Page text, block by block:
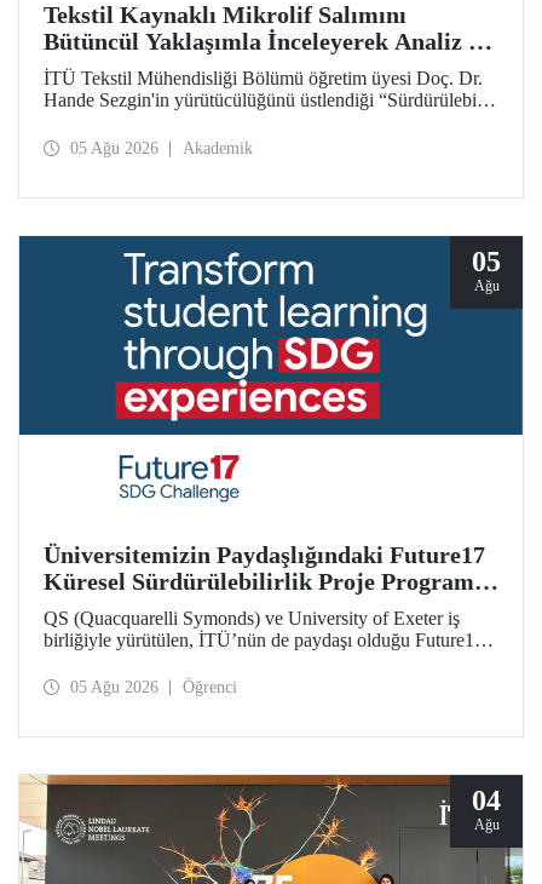
Tekstil Kaynaklı Mikrolif Salımını
Bütüncül Yaklaşımla İnceleyerek Analiz ve
Azaltım Stratejileri Geliştirecek Projeye
TÜBİTAK Desteği
İTÜ Tekstil Mühendisliği Bölümü öğretim üyesi Doç. Dr.
Hande Sezgin'in yürütücülüğünü üstlendiği “Sürdürülebilir
Koşullarına Bağlı Mikrolif Salımı: Aşınma, UV Maruziyeti
kapsamında desteklenmeye hak kazandı.
05 Ağu 2026 Akademik
05
Ağu
Üniversitemizin Paydaşlığındaki Future17
Küresel Sürdürülebilirlik Proje Programı,
Öğrencilerimizin Başvurularını Bekliyor
QS (Quacquarelli Symonds) ve University of Exeter iş
birliğiyle yürütülen, İTÜ’nün de paydaşı olduğu Future17
öğrenci başvuruları açıldı. Başvurular için son gün 31
05 Ağu 2026 Öğrenci
04
Ağu